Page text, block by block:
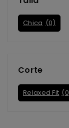
Chica (0)
Corte
Relaxed Fit